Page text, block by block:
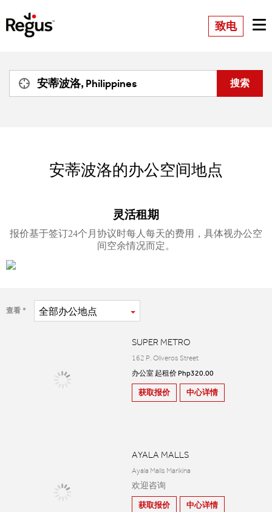
致电
安蒂波洛的办公空间地点
灵活租期
报价基于签订24个月协议时每人每天的费用，具体视办公空
间空余情况而定。
查看 全部办公地点
SUPER METRO
162 P. Oliveros Street
办公室 起租价 Php320.00
获取报价 中心详情
AYALA MALLS
Ayala Malls Marikina
欢迎咨询
获取报价 中心详情